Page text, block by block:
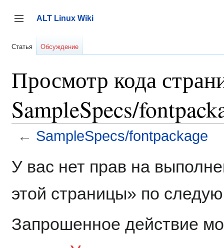
содержанию
Переключить боковую панель
ALT Linux Wiki
Статья Обсуждение
Просмотр кода
SampleSpecs/
← SampleSpecs/fontpackage
У вас нет прав на
этой страницы» по
Запрошенное действие